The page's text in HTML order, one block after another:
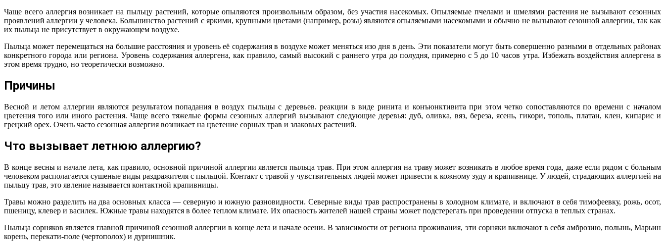
Чаще всего аллергия возникает на пыльцу растений, которые опыляются произвольным образом, без участия насекомых. Опыляемые пчелами и шмелями растения не вызывают сезонных
проявлений аллергии у человека. Большинство растений с яркими, крупными цветами (например, розы) являются опыляемыми насекомыми и обычно не вызывают сезонной аллергии, так как
их пыльца не присутствует в окружающем воздухе.
Пыльца может перемещаться на большие расстояния и уровень её содержания в воздухе может меняться изо дня в день. Эти показатели могут быть совершенно разными в отдельных районах
конкретного города или региона. Уровень содержания аллергена, как правило, самый высокий с раннего утра до полудня, примерно с 5 до 10 часов утра. Избежать воздействия аллергена в
этом время трудно, но теоретически возможно.
Причины
Весной и летом аллергии являются результатом попадания в воздух пыльцы с деревьев. реакции в виде ринита и конъюнктивита при этом четко сопоставляются по времени с началом
цветения того или иного растения. Чаще всего тяжелые формы сезонных аллергий вызывают следующие деревья: дуб, оливка, вяз, береза, ясень, гикори, тополь, платан, клен, кипарис и
грецкий орех. Очень часто сезонная аллергия возникает на цветение сорных трав и злаковых растений.
Что вызывает летнюю аллергию?
В конце весны и начале лета, как правило, основной причиной аллергии является пыльца трав. При этом аллергия на траву может возникать в любое время года, даже если рядом с больным
человеком располагается сушеные виды раздражителя с пыльцой. Контакт с травой у чувствительных людей может привести к кожному зуду и крапивнице. У людей, страдающих аллергией на
пыльцу трав, это явление называется контактной крапивницы.
Травы можно разделить на два основных класса — северную и южную разновидности. Северные виды трав распространены в холодном климате, и включают в себя тимофеевку, рожь, осот,
пшеницу, клевер и василек. Южные травы находятся в более теплом климате. Их опасность жителей нашей страны может подстерегать при проведении отпуска в теплых странах.
Пыльца сорняков является главной причиной сезонной аллергии в конце лета и начале осени. В зависимости от региона проживания, эти сорняки включают в себя амброзию, полынь, Марьин
корень, перекати-поле (чертополох) и дурнишник.